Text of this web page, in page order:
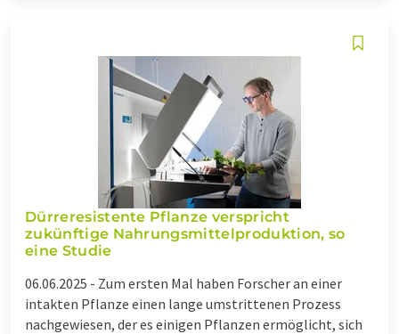
Dürreresistente Pflanze verspricht
zukünftige Nahrungsmittelproduktion, so
eine Studie
06.06.2025 - Zum ersten Mal haben Forscher an einer
intakten Pflanze einen lange umstrittenen Prozess
nachgewiesen, der es einigen Pflanzen ermöglicht, sich